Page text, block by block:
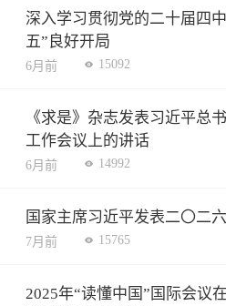
深入学习贯彻党的二十届四
五”良好开局
6月前 15092
《求是》杂志发表习近平总
工作会议上的讲话
6月前 14992
国家主席习近平发表二〇二
7月前 15765
2025年“读懂中国”国际会议